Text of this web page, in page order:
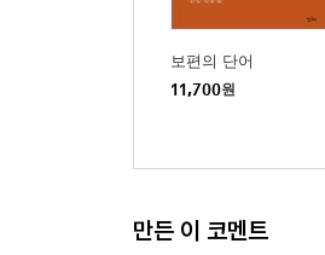
무지개다리
자세히 보면 다른 게 보여
빵을 먹는 관계
보편의 단어
11,700원
만든 이 코멘트